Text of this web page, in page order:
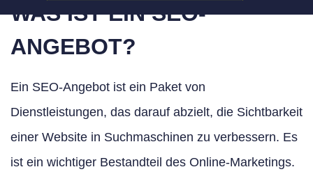
WAS IST EIN SEO-
ANGEBOT?
Ein SEO-Angebot ist ein Paket von
Dienstleistungen, das darauf abzielt, die Sichtbarkeit
einer Website in Suchmaschinen zu verbessern. Es
ist ein wichtiger Bestandteil des Online-Marketings.